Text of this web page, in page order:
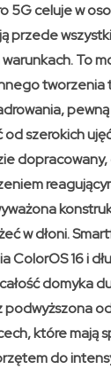
5G celuje w
przede
To
tworzenia
szerokich
w dłoni.
ColorOS 16 i
domyka
podwyższona
które mają
do